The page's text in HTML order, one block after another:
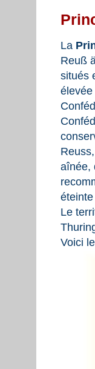
La
Reuß
situés
aînée,
Le
Voici